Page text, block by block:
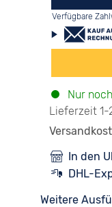
Verfügbare
Nur
Lieferzeit 1-
In den
DHL-
Weitere